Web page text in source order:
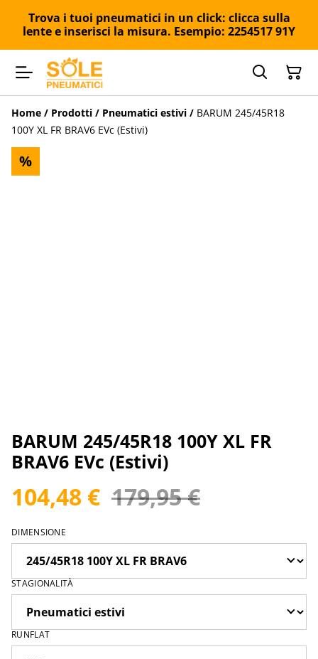
Trova i tuoi pneumatici in un click: clicca sulla
lente e inserisci la misura. Esempio: 2254517 91Y
Home / Prodotti / Pneumatici estivi / BARUM 245/45R18
100Y XL FR BRAV6 EVc (Estivi)
%
BARUM 245/45R18 100Y XL FR
BRAV6 EVc (Estivi)
104,48 € 179,95 €
DIMENSIONE
STAGIONALITÀ
RUNFLAT